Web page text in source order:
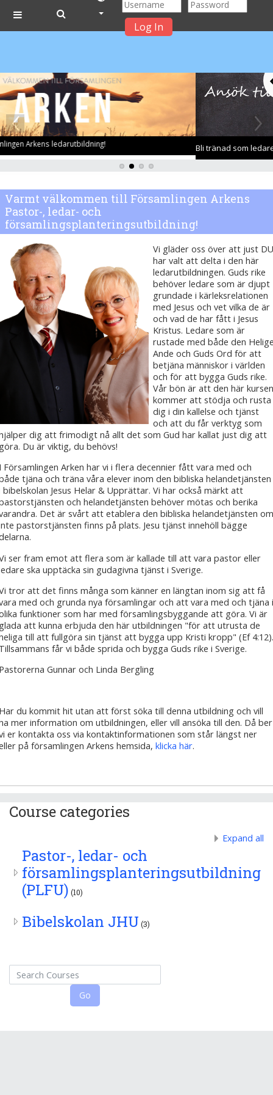
Skip to main content
Side panel Log In
Bli tränad som ledare!
Varmt välkommen till Församlingen Arkens
Pastor-, ledar- och
församlingsplanteringsutbildning!
Vi gläder oss över att just DU
har valt att delta i den här
ledarutbildningen. Guds rike
behöver ledare som är djupt
grundade i kärleksrelationen
med Jesus och vet vilka de är
och vad de har fått i Jesus
Kristus. Ledare som är
rustade med både den
Ande och Guds Ord för att
betjäna människor i världen
och för att bygga Guds rike.
Vår bön är att den här kursen
kommer att stödja och rusta
dig i din kallelse och tjänst
och att du får verktyg som
dig att frimodigt nå allt det som Gud har kallat just dig att
Du är viktig, du behövs!
Församlingen Arken har vi i flera decennier fått vara med och
tjäna och träna våra elever inom den bibliska helandetjänsten
bibelskolan Jesus Helar & Upprättar. Vi har också märkt att
och helandetjänsten behöver mötas och berika
Det är svårt att etablera den bibliska helandetjänsten om
pastorstjänsten finns på plats. Jesu tjänst innehöll bägge
ser fram emot att flera som är kallade till att vara pastor eller
ska upptäcka sin gudagivna tjänst i Sverige.
tror att det finns många som känner en längtan inom sig att få
med och grunda nya församlingar och att vara med och tjäna i
funktioner som har med församlingsbyggande att göra. Vi är
att kunna erbjuda den här utbildningen "för att utrusta de
till att fullgöra sin tjänst att bygga upp Kristi kropp" (Ef 4:12).
får vi både sprida och bygga Guds rike i Sverige.
Gunnar och Linda Bergling
du kommit hit utan att först söka till denna utbildning och vill
mer information om utbildningen, eller vill ansöka till den. Då ber
er kontakta oss via kontaktinformationen som står längst ner
på församlingen Arkens hemsida, klicka här.
Course categories
Expand all
Pastor-, ledar- och
församlingsplanteringsutbildning
(PLFU) (10)
Bibelskolan JHU (3)
Go